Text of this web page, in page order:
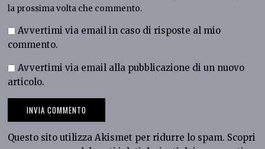
la prossima volta che commento.
Avvertimi via email in caso di risposte al mio
commento.
Avvertimi via email alla pubblicazione di un nuovo
articolo.
Questo sito utilizza Akismet per ridurre lo spam. Scopri